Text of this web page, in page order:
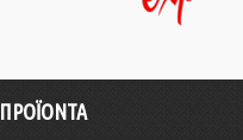
ΠΡΟΪΟΝΤΑ